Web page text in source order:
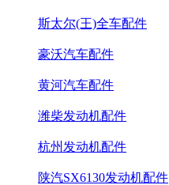
斯太尔(王)全车配件
豪沃汽车配件
黄河汽车配件
潍柴发动机配件
杭州发动机配件
陕汽SX6130发动机配件